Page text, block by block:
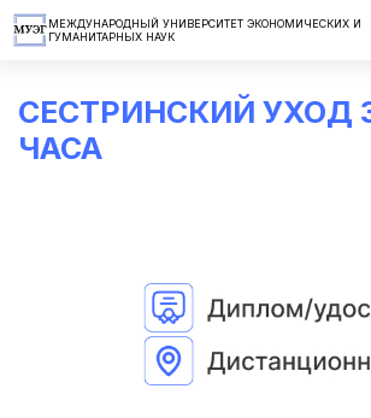
МЕЖДУНАРОДНЫЙ УНИВЕРСИТЕТ ЭКОНОМИЧЕСКИХ И
ГУМАНИТАРНЫХ НАУК
Главная/Цены/Сестринский уход за
СЕСТРИНСКИЙ УХОД
ЧАСА